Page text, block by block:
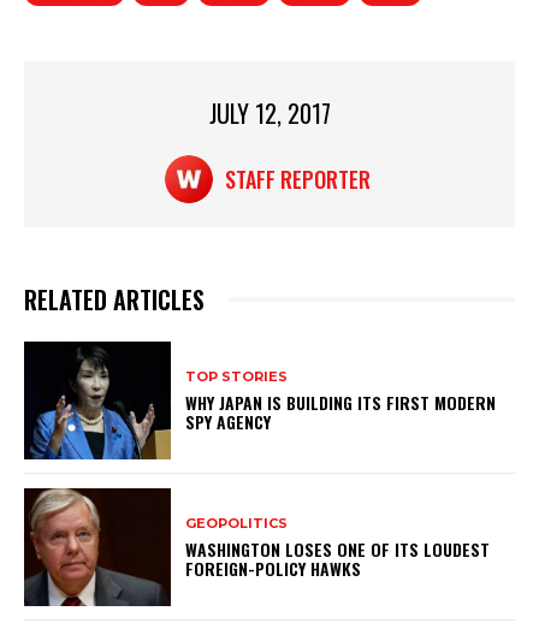
JULY 12, 2017
STAFF REPORTER
RELATED ARTICLES
TOP STORIES
WHY JAPAN IS BUILDING ITS FIRST MODERN
SPY AGENCY
GEOPOLITICS
WASHINGTON LOSES ONE OF ITS LOUDEST
FOREIGN-POLICY HAWKS